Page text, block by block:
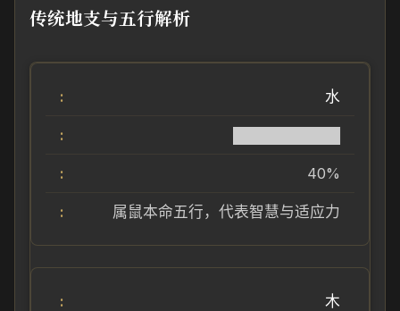
传统地支与五行解析
水
40%
属鼠本命五行，代表智慧与适应力
木